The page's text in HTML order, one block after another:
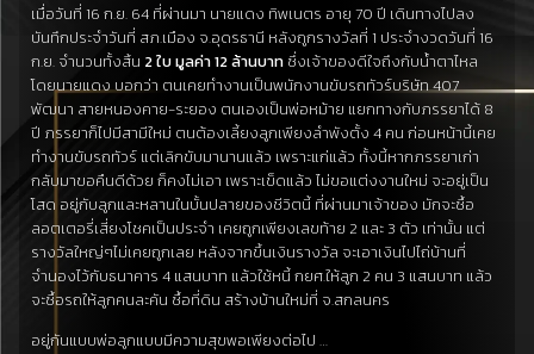
เมื่อวันที่ 16 ก.ย. 64 ที่ผ่านมา นายแดง ทิพเนตร อายุ 70 ปี เดินทางไปลง
บันทึกประจำวันที่ สภ.เมือง จ.อุดรธานี หลังถูกรางวัลที่ 1 ประจำงวดวันที่ 16
ก.ย. จำนวนทั้งสิ้น 2 ใบ มูลค่า 12 ล้านบาท ซึ่งเจ้าของดีใจถึงกับน้ำตาไหล
โดยนายแดง บอกว่า ตนเคยทำงานเป็นพนักงานขับรถทัวร์บริษัท 407
พัฒนา สายหนองคาย-ระยอง ตนเองเป็นพ่อหม้าย แยกทางกับภรรยาได้ 8
ปี ภรรยาก็ไปมีสามีใหม่ ตนต้องเลี้ยงลูกเพียงลำพังตั้ง 4 คน ก่อนหน้านี้เคย
ทำงานขับรถทัวร์ แต่เลิกขับมานานแล้ว เพราะแก่แล้ว ทั้งนี้หากภรรยาเก่า
กลับมาขอคืนดีด้วย ก็คงไม่เอา เพราะเข็ดแล้ว ไม่ขอแต่งงานใหม่ จะอยู่เป็น
โสด อยู่กับลูกและหลานในบั้นปลายของชีวิตนี้ ที่ผ่านมาเจ้าของ มักจะซื้อ
ลอตเตอรี่เสี่ยงโชคเป็นประจำ เคยถูกเพียงเลขท้าย 2 และ 3 ตัว เท่านั้น แต่
รางวัลใหญ่ๆไม่เคยถูกเลย หลังจากขึ้นเงินรางวัล จะเอาเงินไปไถ่บ้านที่
จำนองไว้กับธนาคาร 4 แสนบาท แล้วใช้หนี้ กยศ.ให้ลูก 2 คน 3 แสนบาท แล้ว
จะซื้อรถให้ลูกคนละคัน ซื้อที่ดิน สร้างบ้านใหม่ที่ จ.สกลนคร
อยู่กันแบบพ่อลูกแบบมีความสุขพอเพียงต่อไป …